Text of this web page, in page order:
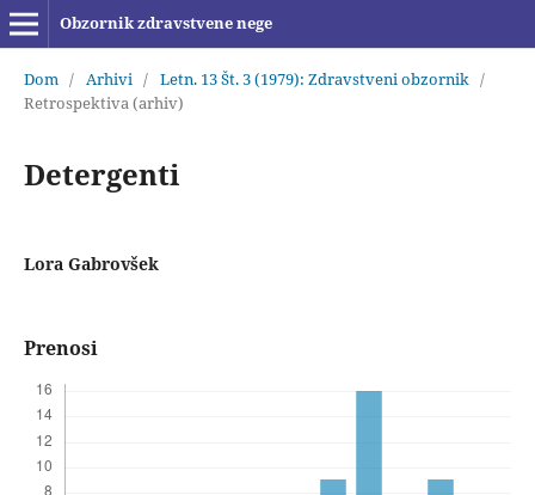
Obzornik zdravstvene nege
Dom / Arhivi / Letn. 13 Št. 3 (1979): Zdravstveni obzornik /
Retrospektiva (arhiv)
Detergenti
Lora Gabrovšek
Prenosi